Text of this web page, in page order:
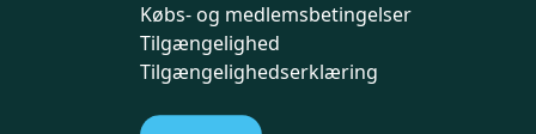
Købs- og medlemsbetingelser
Tilgængelighed
Tilgængelighedserklæring